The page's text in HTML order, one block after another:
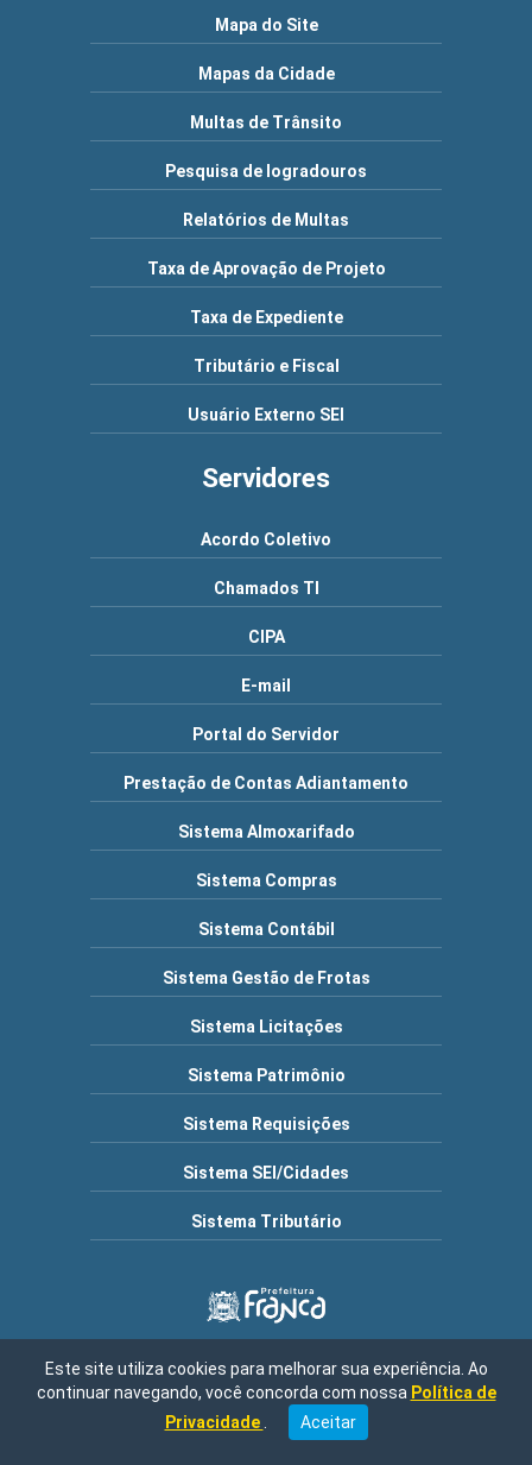
Mapa do Site
Mapas da Cidade
Multas de Trânsito
Pesquisa de logradouros
Relatórios de Multas
Taxa de Aprovação de Projeto
Taxa de Expediente
Tributário e Fiscal
Usuário Externo SEI
Servidores
Acordo Coletivo
Chamados TI
CIPA
E-mail
Portal do Servidor
Prestação de Contas Adiantamento
Sistema Almoxarifado
Sistema Compras
Sistema Contábil
Sistema Gestão de Frotas
Sistema Licitações
Sistema Patrimônio
Sistema Requisições
Sistema SEI/Cidades
Sistema Tributário
Município de Franca | Endereço: R. Frederico Moura, 1517 -
Cidade Nova, Franca - SP, 14401-150 / Central de Atendimento:
08h30 às 16h00 / Fone: (16) 3711-9000 | CNPJ: 47.970.769/0001-
04
Este site utiliza cookies para melhorar sua experiência. Ao
continuar navegando, você concorda com nossa Política de
Privacidade
Aceitar